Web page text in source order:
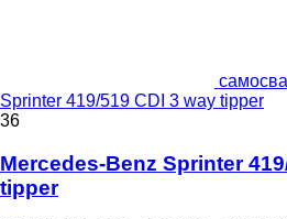
Sprinter 419/519 CDI 3 way tipper
36
Mercedes-Benz Sprinter
tipper